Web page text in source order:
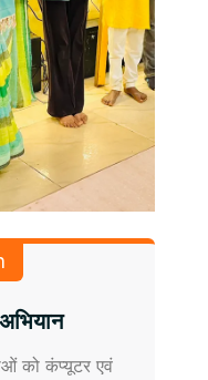
को कंप्यूटर एवं